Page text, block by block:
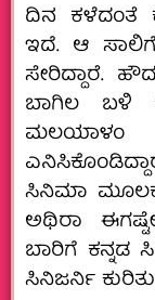
ದಿನ ಕಳೆದಂತೆ
ಇದೆ. ಆ
ಸೇರಿದ್ದಾರೆ.
ಬಾಗಿಲ ಬಳಿ
ಮಲಯಾಳಂ
ಸಿನಿಮಾ ಮೂಲಕ
ಅಥಿರಾ
ಬಾರಿಗೆ ಕನ್ನಡ
ಸಿನಿಜರ್ನಿ